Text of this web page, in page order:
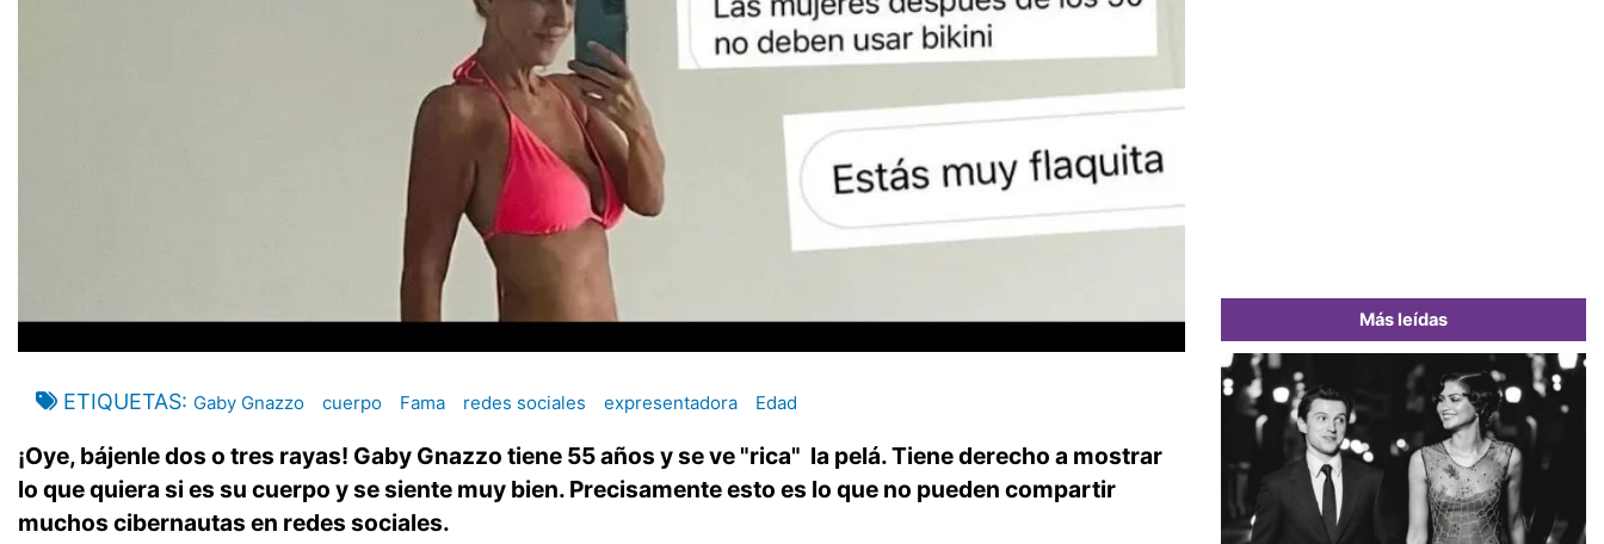
ETIQUETAS Gaby Gnazzo cuerpo Fama redes sociales expresentadora Edad
¡Oye, bájenle dos o tres rayas! Gaby Gnazzo tiene 55 años y se ve "rica" la pelá. Tiene derecho a mostrar
lo que quiera si es su cuerpo y se siente muy bien. Precisamente esto es lo que no pueden compartir
muchos cibernautas en redes sociales.
Más leídas